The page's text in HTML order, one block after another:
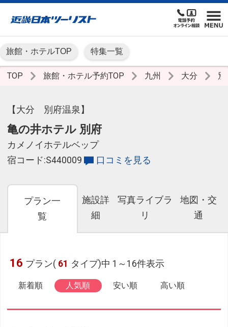
旅館・ホテルTOP 特集一覧
TOP 旅館・ホテル予約TOP 九州 大分
【大分 別府温泉】
亀の井ホテル 別府
カメノイホテルベップ
宿コード:S440009
口コミを見る
プラン一
覧
施設詳
細
写真ライブラ
リ
地図・交
通
16 プラン( 61 タイプ)中 1～16件表示
新着順 人気順 安い順 高い順